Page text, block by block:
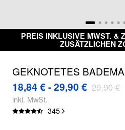
PREIS INKLUSIVE MWST. &
ZUSÄTZLICHEN
GEKNOTETES
SPITZENSTOFF
18,84 € - 29,90 € 29,90 €
inkl. MwSt.
345